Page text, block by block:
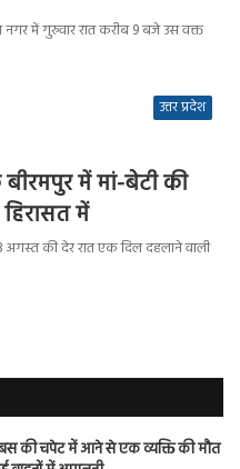
नगर में गुरुवार रात करीब 9 बजे उस वक्त
उत्तर प्रदेश
में मां-बेटी की
में
अगस्त की देर रात एक दिल दहलाने वाली
की चपेट में आने से एक व्यक्ति की मौत